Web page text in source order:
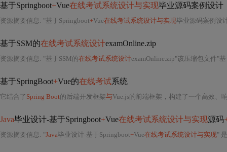
基于Springboot+Vue在线考试系统设计与实现毕业源码案例设计
资源摘要信息: "基于Springboot+Vue在线考试系统设计与实现毕业源码案例设计"
基于SSM的在线考试系统设计examOnline.zip
资源摘要信息: "基于SSM的在线考试系统设计examOnline.zip"该压缩包文件"
基于SpringBoot+Vue的在线考试系统
它结合了 Spring Boot的后端开发框架与Vue.js的前端框架，构建了一个高效、响应式的考试系统。
Java毕业设计-基于Springboot+Vue在线考试系统设计与实现源码
资源摘要信息: "Java毕业设计-基于Springboot+Vue在线考试系统设计与实现" 是